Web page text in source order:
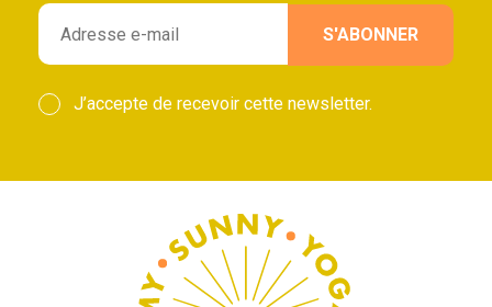
J’accepte de recevoir cette newsletter.